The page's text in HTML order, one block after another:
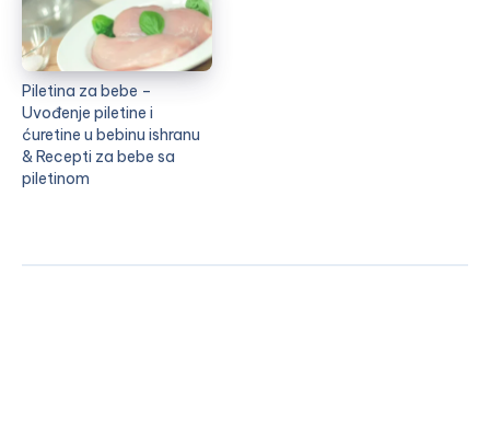
Piletina za bebe –
Uvođenje piletine i
ćuretine u bebinu ishranu
& Recepti za bebe sa
piletinom